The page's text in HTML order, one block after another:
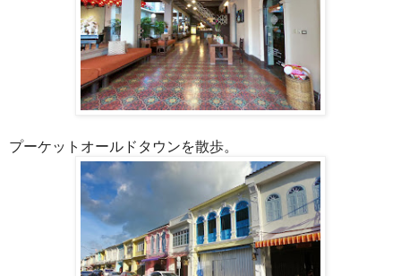
プーケットオールドタウンを散歩。